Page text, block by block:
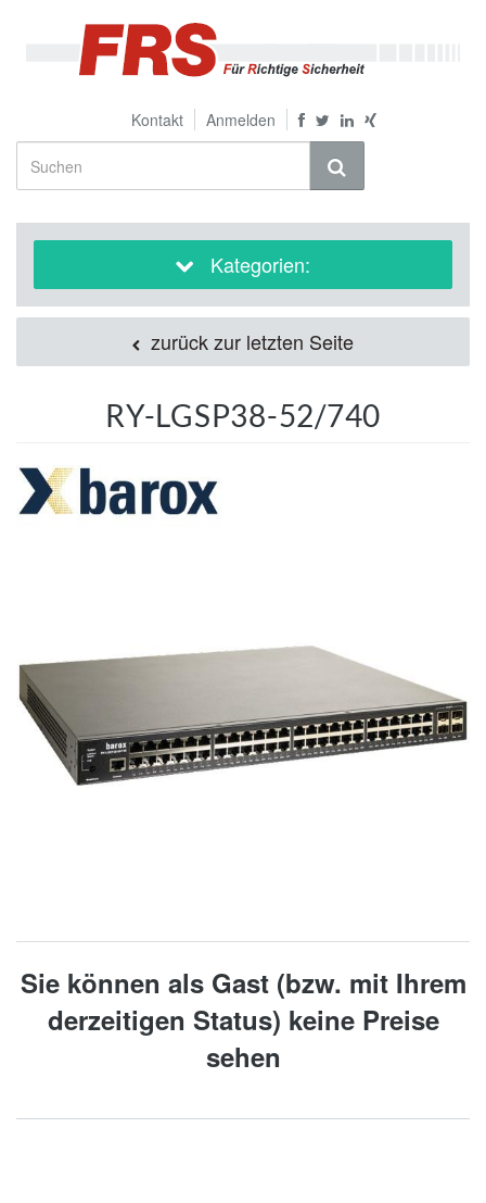
Kontakt Anmelden
Kategorien:
zurück zur letzten Seite
RY-LGSP38-52/740
Sie können als Gast (bzw. mit Ihrem
derzeitigen Status) keine Preise
sehen